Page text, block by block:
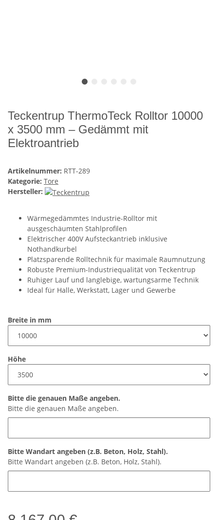
Teckentrup ThermoTeck Rolltor 10000
x 3500 mm – Gedämmt mit
Elektroantrieb
Artikelnummer: RTT-289
Kategorie: Tore
Hersteller:
Wärmegedämmtes Industrie-Rolltor mit
ausgeschäumten Stahlprofilen
Elektrischer 400V Aufsteckantrieb inklusive
Nothandkurbel
Platzsparende Rolltechnik für maximale Raumnutzung
Robuste Premium-Industriequalität von Teckentrup
Ruhiger Lauf und langlebige, wartungsarme Technik
Ideal für Halle, Werkstatt, Lager und Gewerbe
Breite in mm
Höhe
Bitte die genauen Maße angeben.
Bitte die genauen Maße angeben.
Bitte Wandart angeben (z.B. Beton, Holz, Stahl).
Bitte Wandart angeben (z.B. Beton, Holz, Stahl).